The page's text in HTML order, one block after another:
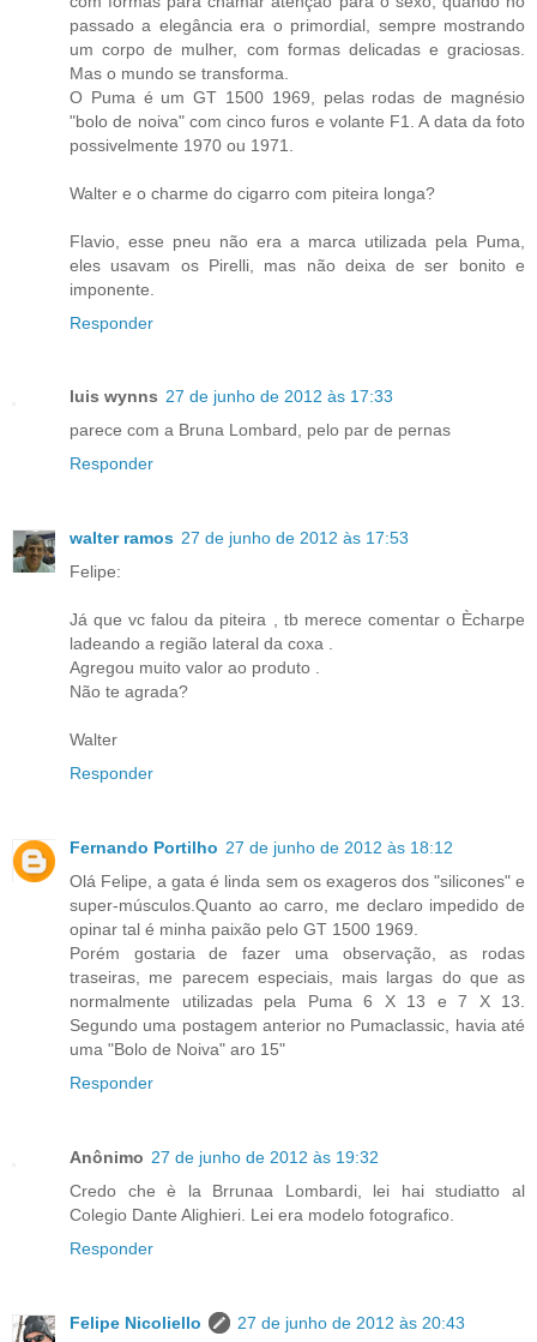
passado a elegância era o primordial, sempre mostrando
um corpo de mulher, com formas delicadas e graciosas.
Mas o mundo se transforma.
O Puma é um GT 1500 1969, pelas rodas de magnésio
"bolo de noiva" com cinco furos e volante F1. A data da foto
possivelmente 1970 ou 1971.
Walter e o charme do cigarro com piteira longa?
Flavio, esse pneu não era a marca utilizada pela Puma,
eles usavam os Pirelli, mas não deixa de ser bonito e
imponente.
Responder
luis wynns 27 de junho de 2012 às 17:33
parece com a Bruna Lombard, pelo par de pernas
Responder
walter ramos 27 de junho de 2012 às 17:53
Felipe:
Já que vc falou da piteira , tb merece comentar o Ècharpe
ladeando a região lateral da coxa .
Agregou muito valor ao produto .
Não te agrada?
Walter
Responder
Fernando Portilho 27 de junho de 2012 às 18:12
Olá Felipe, a gata é linda sem os exageros dos "silicones" e
super-músculos.Quanto ao carro, me declaro impedido de
opinar tal é minha paixão pelo GT 1500 1969.
Porém gostaria de fazer uma observação, as rodas
traseiras, me parecem especiais, mais largas do que as
normalmente utilizadas pela Puma 6 X 13 e 7 X 13.
Segundo uma postagem anterior no Pumaclassic, havia até
uma "Bolo de Noiva" aro 15"
Responder
Anônimo 27 de junho de 2012 às 19:32
Credo che è la Brrunaa Lombardi, lei hai studiatto al
Colegio Dante Alighieri. Lei era modelo fotografico.
Responder
Felipe Nicoliello
27 de junho de 2012 às 20:43